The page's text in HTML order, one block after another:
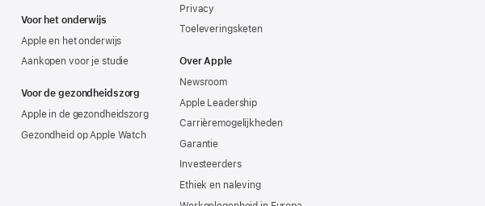
Voor het onderwijs
Apple en het onderwijs
Aankopen voor je studie
Voor de gezondheidszorg
Apple in de gezondheidszorg
Gezondheid op Apple Watch
Privacy
Toeleveringsketen
Over Apple
Newsroom
Apple Leadership
Carrièremogelijkheden
Garantie
Investeerders
Ethiek en naleving